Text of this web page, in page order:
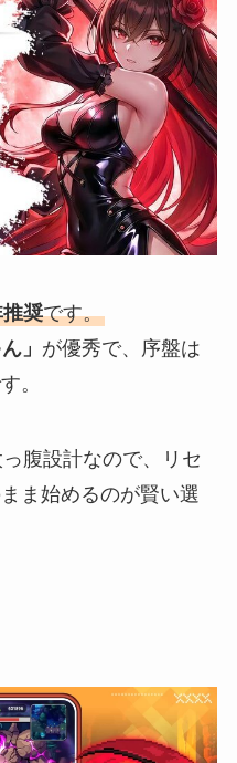
奨です。
」 が優秀で、序盤は
。
腹設計なので、リセ
ま始めるのが賢い選